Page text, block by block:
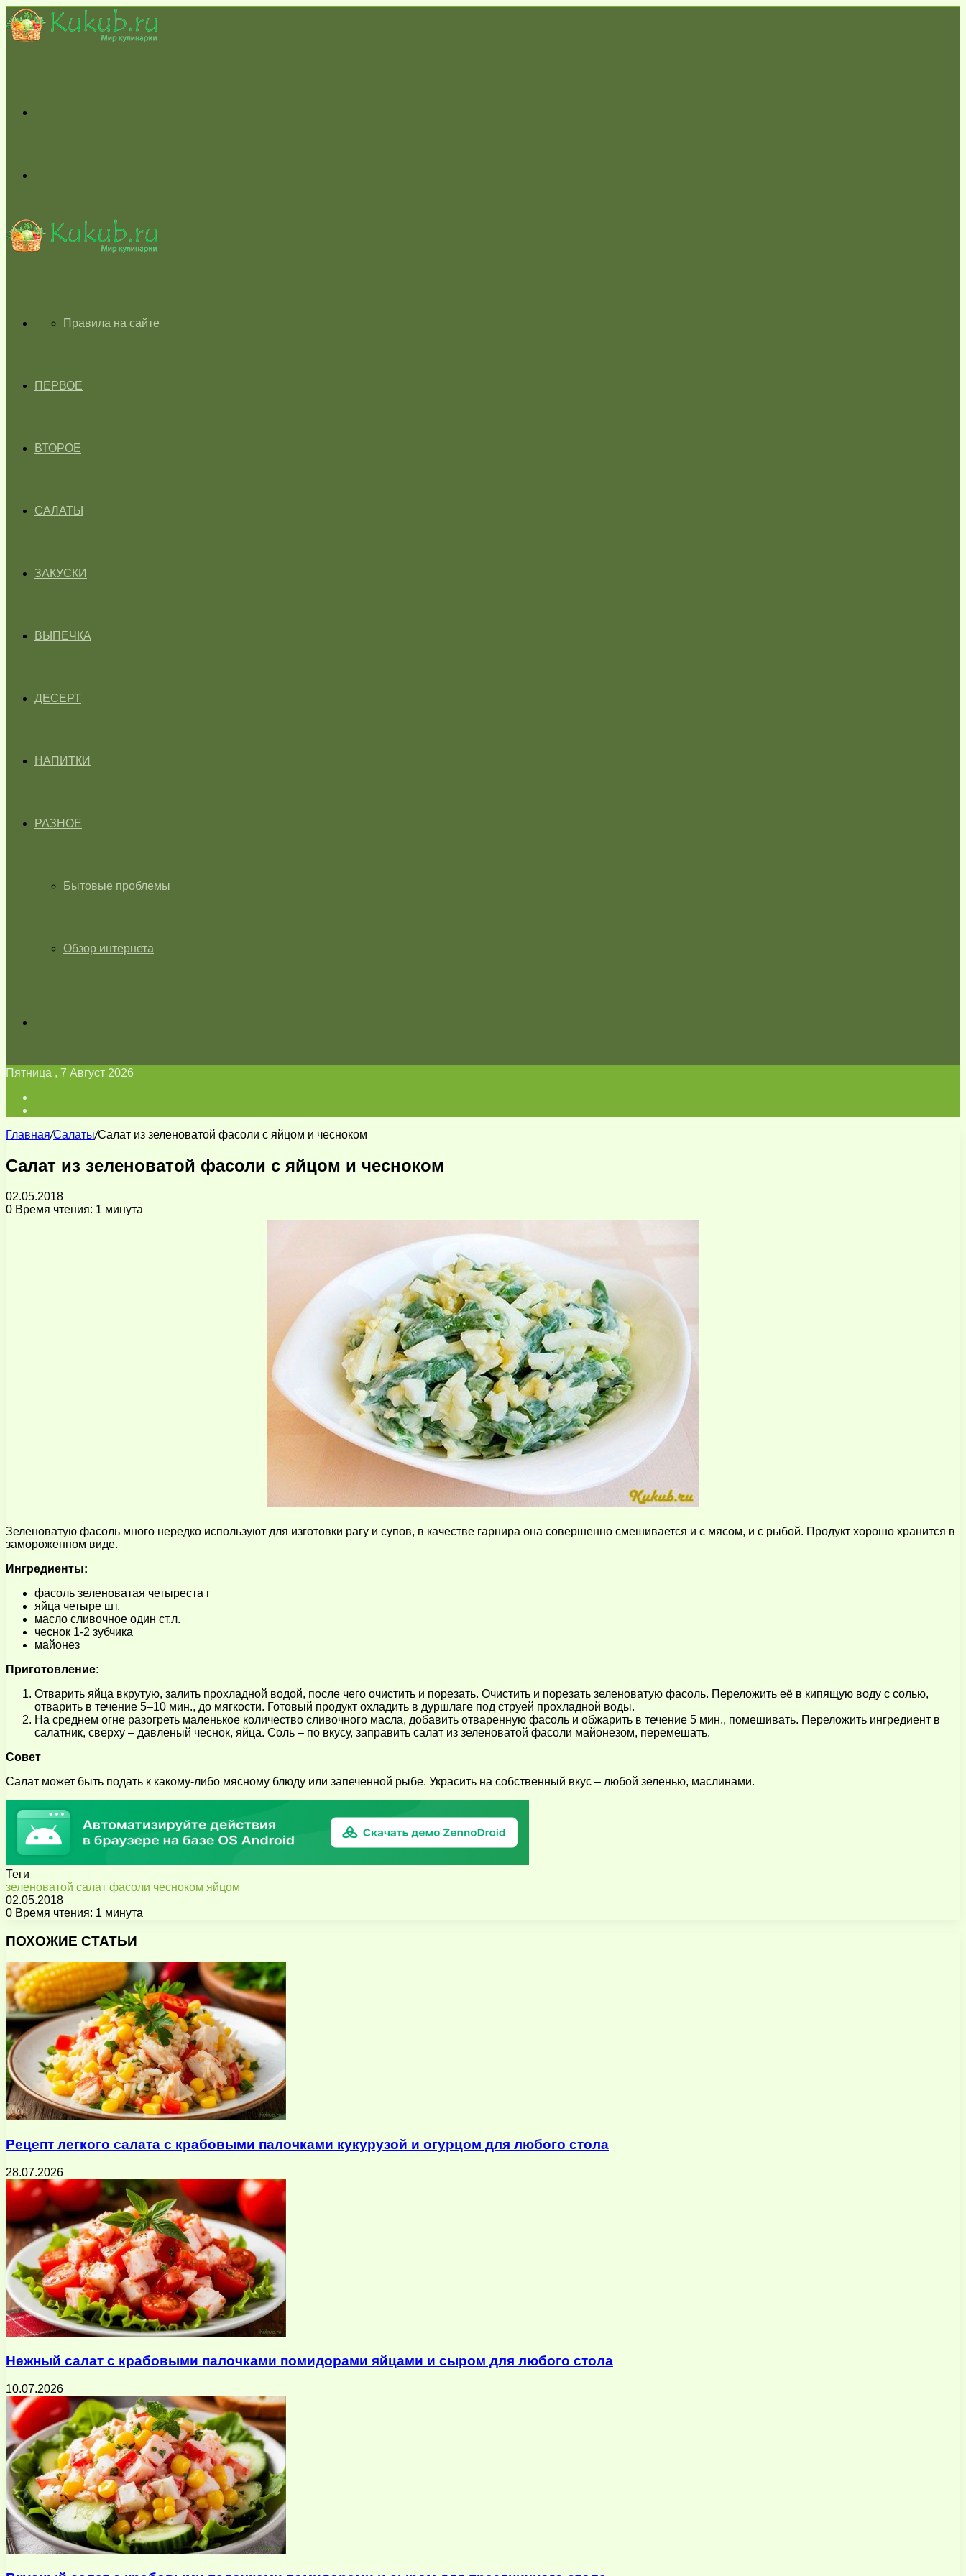
skin
ГЛАВНАЯПравила на сайте
ПЕРВОЕ
ВТОРОЕ
САЛАТЫ
ЗАКУСКИ
ВЫПЕЧКА
ДЕСЕРТ
НАПИТКИ
РАЗНОЕ
Бытовые проблемы
Обзор интернета
Пятница , 7 Август 2026
Главная/Салаты/Салат из зеленоватой фасоли с яйцом и чесноком
Салат из зеленоватой фасоли с яйцом и чесноком
02.05.2018
0 Время чтения: 1 минута
Зеленоватую фасоль много нередко используют для изготовки рагу и супов, в качестве гарнира она совершенно смешивается и с мясом, и с рыбой. Продукт хорошо хранится в
замороженном виде.
Ингредиенты:
фасоль зеленоватая четыреста г
яйца четыре шт.
масло сливочное один ст.л.
чеснок 1-2 зубчика
майонез
Приготовление:
Отварить яйца вкрутую, залить прохладной водой, после чего очистить и порезать. Очистить и порезать зеленоватую фасоль. Переложить её в кипящую воду с солью,
отварить в течение 5–10 мин., до мягкости. Готовый продукт охладить в дуршлаге под струей прохладной воды.
На среднем огне разогреть маленькое количество сливочного масла, добавить отваренную фасоль и обжарить в течение 5 мин., помешивать. Переложить ингредиент в
салатник, сверху – давленый чеснок, яйца. Соль – по вкусу, заправить салат из зеленоватой фасоли майонезом, перемешать.
Совет
Салат может быть подать к какому-либо мясному блюду или запеченной рыбе. Украсить на собственный вкус – любой зеленью, маслинами.
Теги
зеленоватой салат фасоли чесноком яйцом
02.05.2018
0 Время чтения: 1 минута
через
почту
ПОХОЖИЕ СТАТЬИ
Рецепт легкого салата с крабовыми палочками кукурузой и огурцом для любого стола
28.07.2026
Нежный салат с крабовыми палочками помидорами яйцами и сыром для любого стола
10.07.2026